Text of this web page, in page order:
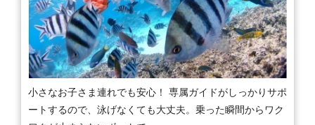
小さなお子さま連れでも安心！ 専属ガイドがしっかりサポ
ートするので、泳げなくても大丈夫。乗った瞬間からワク